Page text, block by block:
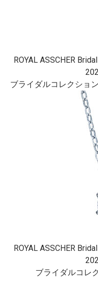
ROYAL ASSCHER
ブライダルコレクショ
ROYAL ASSCHER
ブライダルコレ